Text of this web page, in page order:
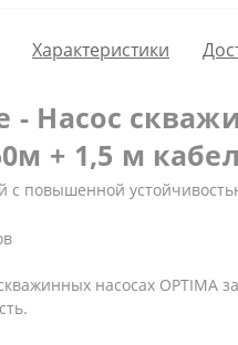
Характеристики
- Насос
+ 1,5 м
с повышенной
насосах OPTIMA